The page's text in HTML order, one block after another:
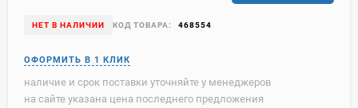
НЕТ В НАЛИЧИИ КОД ТОВАРА: 468554
наличие и срок поставки уточняйте у менеджеров
на сайте указана цена последнего предложения